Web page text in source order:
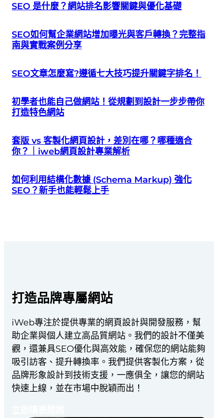
SEO 是什麼？網站排名影響關鍵與優化基礎
SEO如何幫企業網站增加曝光與客戶轉換？完整指
南與實戰案例分享
SEO文章怎麼寫?遵循七大技巧提升關鍵字排名！
初學者也能自己做網站！從規劃到設計一步步帶你
打造特色網站
套版 vs 客製化網頁設計，差別在哪？哪種適合
你？｜iweb網頁設計專業解析
如何利用結構化數據 (Schema Markup) 強化
SEO？新手也能輕鬆上手
打造品牌專屬網站
iWeb專注於提供專業的網頁設計與開發服務，幫
助企業與個人建立高品質網站。我們的設計不僅美
觀，還兼具SEO優化與高效能，確保您的網站能夠
吸引訪客、提升轉換率。我們提供客製化方案，從
品牌形象設計到技術支援，一應俱全，讓您的網站
快速上線，並在市場中脫穎而出！